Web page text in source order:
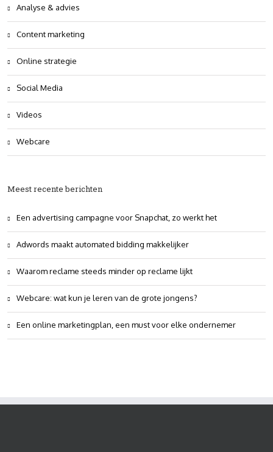
Analyse & advies
Content marketing
Online strategie
Social Media
Videos
Webcare
Meest recente berichten
Een advertising campagne voor Snapchat, zo werkt het
Adwords maakt automated bidding makkelijker
Waarom reclame steeds minder op reclame lijkt
Webcare: wat kun je leren van de grote jongens?
Een online marketingplan, een must voor elke ondernemer